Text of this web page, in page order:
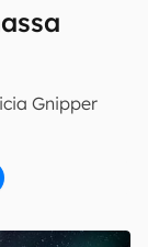
Gnipper
Termos de